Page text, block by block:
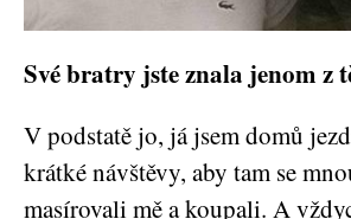
Své bratry jste znala jenom z
V podstatě jo, já jsem domů
krátké návštěvy, aby tam se
masírovali mě a koupali. A